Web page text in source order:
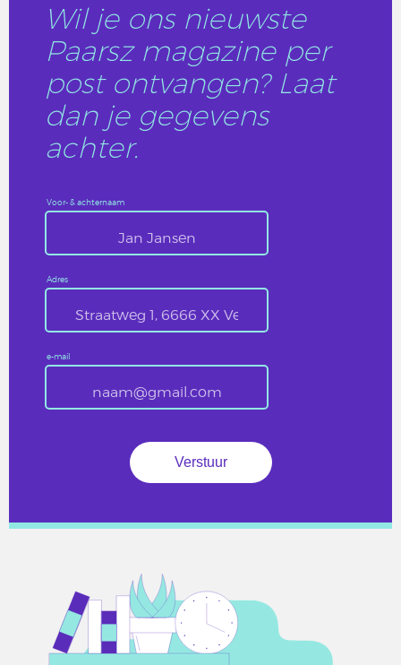
Wil je ons nieuwste
Paarsz magazine per
post ontvangen? Laat
dan je gegevens
achter.
Voor- & achternaam
Adres
e-mail